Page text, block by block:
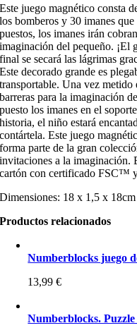
Este juego magnético consta
los bomberos y 30 imanes
puestos, los imanes irán
imaginación del pequeño. ¡El
final se secará las lágrimas
Este decorado grande es
transportable. Una vez
barreras para la imaginación
puesto los imanes en el
historia, el niño estará
contártela. Este juego
forma parte de la gran
invitaciones a la imaginación.
cartón con certificado FSC™
Dimensiones: 18 x 1,5 x 18cm
Productos relacionados
Numberblocks juego
13,99€
Numberblocks.